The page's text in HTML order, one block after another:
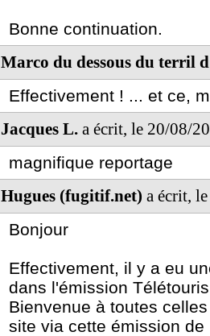
Bonne continuation.
Marco du dessous du terril
Effectivement ! ... et ce,
Jacques L. a écrit, le 20/08/
magnifique reportage
Hugues (fugitif.net) a écrit,
Bonjour
Effectivement, il y a eu
dans l'émission
Bienvenue à toutes
site via cette émission de